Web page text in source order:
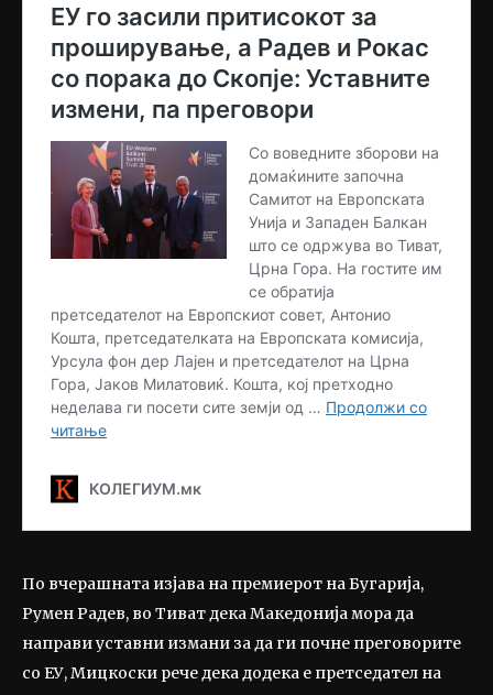
По вчерашната изјава на премиерот на Бугарија,
Румен Радев, во Тиват дека Македонија мора да
направи уставни измани за да ги почне преговорите
со ЕУ, Мицкоски рече дека додека е претседател на